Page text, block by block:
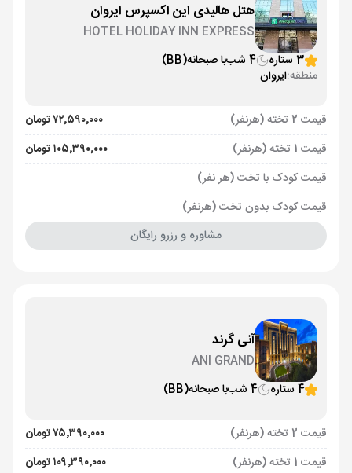
هتل هالیدی این اکسپرس ایروان
HOTEL HOLIDAY INN EXPRESS
3 ستاره
4 شب با صبحانه(BB)
منطقه:ایروان
قیمت 2 تخته (هرنفر)
۷۲٬۵۹۰٬۰۰۰ تومان
قیمت 1 تخته (هرنفر)
۱۰۵٬۳۹۰٬۰۰۰ تومان
قیمت کودک با تخت (هر نفر)
قیمت کودک بدون تخت (هرنفر)
مشاوره و رزرو رایگان
آنی گرند
ANI GRAND
4 ستاره
4 شب با صبحانه(BB)
قیمت 2 تخته (هرنفر)
۷۵٬۳۹۰٬۰۰۰ تومان
قیمت 1 تخته (هرنفر)
۱۰۹٬۳۹۰٬۰۰۰ تومان